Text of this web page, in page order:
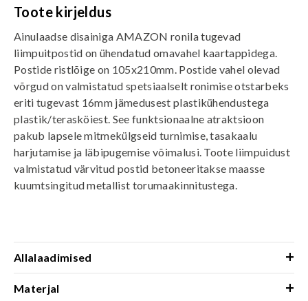
Toote kirjeldus
Ainulaadse disainiga AMAZON ronila tugevad
liimpuitpostid on ühendatud omavahel kaartappidega.
Postide ristlõige on 105x210mm. Postide vahel olevad
võrgud on valmistatud spetsiaalselt ronimise otstarbeks
eriti tugevast 16mm jämedusest plastikühendustega
plastik/terasköiest. See funktsionaalne atraktsioon
pakub lapsele mitmekülgseid turnimise, tasakaalu
harjutamise ja läbipugemise võimalusi. Toote liimpuidust
valmistatud värvitud postid betoneeritakse maasse
kuumtsingitud metallist torumaakinnitustega.
Allalaadimised +
Materjal +